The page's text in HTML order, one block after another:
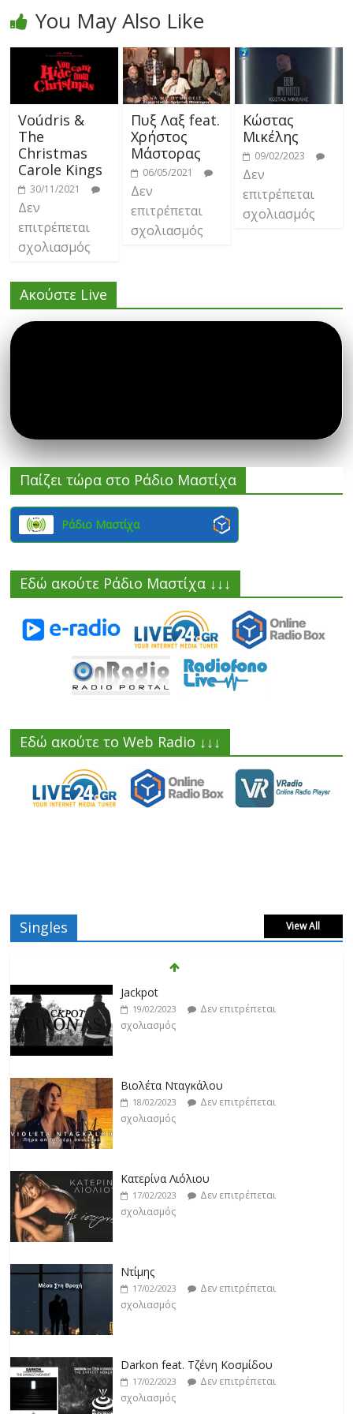
You May Also Like
Voúdris &
The
Christmas
Carole Kings
30/11/2021
Δεν
επιτρέπεται
σχολιασμός
Πυξ Λαξ feat.
Χρήστος
Μάστορας
06/05/2021
Δεν
επιτρέπεται
σχολιασμός
Κώστας
Μικέλης
09/02/2023
Δεν
επιτρέπεται
σχολιασμός
Ακούστε Live
Παίζει τώρα στο Ράδιο Μαστίχα
Ράδιο Μαστίχα
Εδώ ακούτε Ράδιο Μαστίχα ↓↓↓
Εδώ ακούτε το Web Radio ↓↓↓
Singles View All
Βιολέτα Νταγκάλου
18/02/2023
Δεν επιτρέπεται
σχολιασμός
Κατερίνα Λιόλιου
17/02/2023
Δεν επιτρέπεται
σχολιασμός
Ντίμης
17/02/2023
Δεν επιτρέπεται
σχολιασμός
Darkon feat. Τζένη Κοσμίδου
17/02/2023
Δεν επιτρέπεται
σχολιασμός
Νεκτάριος Μαλλάς
17/02/2023
Δεν επιτρέπεται
σχολιασμός